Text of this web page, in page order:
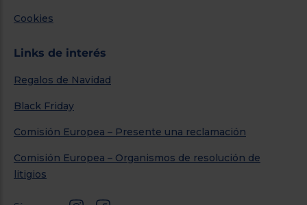
Cookies
Links de interés
Regalos de Navidad
Black Friday
Comisión Europea – Presente una reclamación
Comisión Europea – Organismos de resolución de
litigios